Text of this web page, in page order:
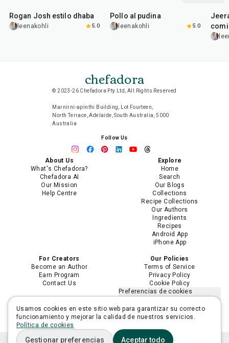
Rogan Josh estilo dhaba
leenakohli 5.0
Pollo al pudina
leenakohli 5.0
chefadora
© 2023-26 Chefadora Pty Ltd, All Rights Reserved
Marnirni-apinthi Building, Lot Fourteen,
North Terrace, Adelaide, South Australia, 5000
Australia
Follow Us
About Us
What's Chefadora?
Chefadora AI
Our Mission
Help Centre
Explore
Home
Search
Our Blogs
Collections
Recipe Collections
Our Authors
Ingredients
Recipes
Android App
iPhone App
For Creators
Become an Author
Earn Program
Contact Us
Our Policies
Terms of Service
Privacy Policy
Cookie Policy
Preferencias de cookies
información personal
Limitar el uso de mi información
Usamos cookies en este sitio web para garantizar su correcto
funcionamiento y mejorar la calidad de nuestros servicios.
Política de cookies
Gestionar preferencias Aceptar todo